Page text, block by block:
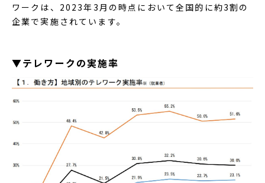
ワークは、2023年3月の時点において全国的に約3割の
企業で実施されています。
▼テレワークの実施率